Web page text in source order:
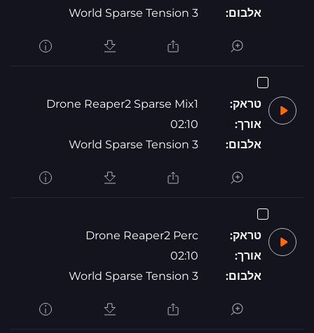
אלבום:
World Sparse Tension 3
טראק:
Drone Reaper2 Sparse Mix1
אורך:
02:10
אלבום:
World Sparse Tension 3
טראק:
Drone Reaper2 Perc
אורך:
02:10
אלבום:
World Sparse Tension 3